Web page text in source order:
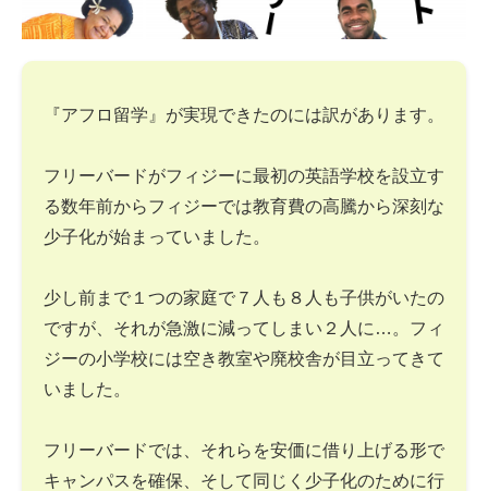
『アフロ留学』が実現できたのには訳があります。
フリーバードがフィジーに最初の英語学校を設立す
る数年前からフィジーでは教育費の高騰から深刻な
少子化が始まっていました。
少し前まで１つの家庭で７人も８人も子供がいたの
ですが、それが急激に減ってしまい２人に…。フィ
ジーの小学校には空き教室や廃校舎が目立ってきて
いました。
フリーバードでは、それらを安価に借り上げる形で
キャンパスを確保、そして同じく少子化のために行